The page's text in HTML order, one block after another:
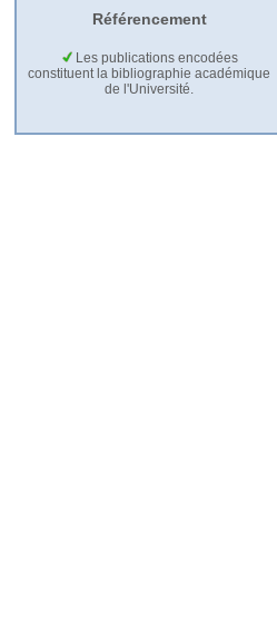
Référencement
Les publications encodées
constituent la bibliographie académique
de l'Université.